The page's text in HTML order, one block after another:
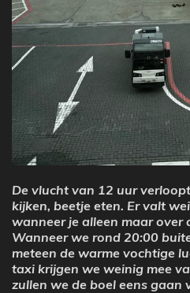
De vlucht van 12 uur
kijken, beetje eten. Er valt
wanneer je alleen maar over
Wanneer we rond 20:00
meteen de warme vochtige
taxi krijgen we weinig mee
zullen we de boel eens gaan